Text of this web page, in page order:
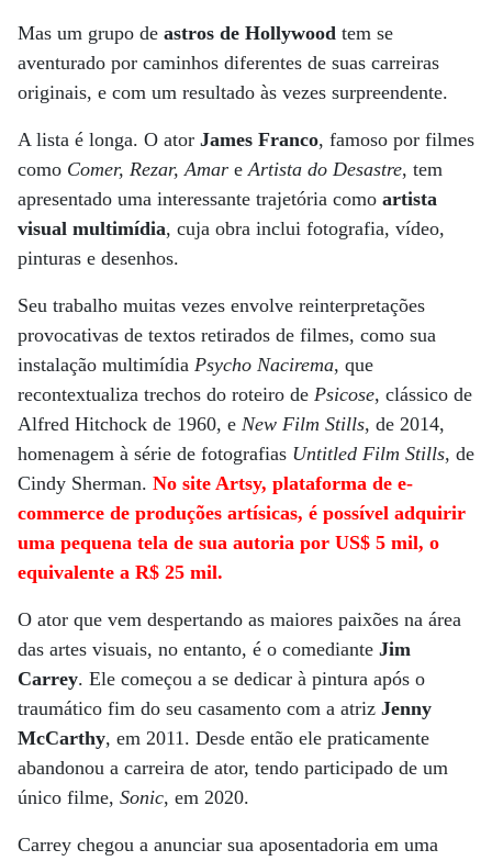
Mas um grupo de astros de Hollywood tem se
aventurado por caminhos diferentes de suas carreiras
originais, e com um resultado às vezes surpreendente.
A lista é longa. O ator James Franco, famoso por filmes
como Comer, Rezar, Amar eArtista do Desastre, tem
apresentado uma interessante trajetória como artista
visual multimídia, cuja obra inclui fotografia, vídeo,
pinturas e desenhos.
Seu trabalho muitas vezes envolve reinterpretações
provocativas de textos retirados de filmes, como sua
instalação multimídia Psycho Nacirema, que
recontextualiza trechos do roteiro de Psicose, clássico de
Alfred Hitchock de 1960, e New Film Stills, de 2014,
homenagem à série de fotografias Untitled Film Stills, de
Cindy Sherman. No site Artsy, plataforma de e-
commerce de produções artísicas, é possível adquirir
uma pequena tela de sua autoria por US$ 5 mil, o
equivalente a R$ 25 mil.
O ator que vem despertando as maiores paixões na área
das artes visuais, no entanto, é o comediante Jim
Carrey. Ele começou a se dedicar à pintura após o
traumático fim do seu casamento com a atriz Jenny
McCarthy, em 2011. Desde então ele praticamente
abandonou a carreira de ator, tendo participado de um
único filme, Sonic, em 2020.
Carrey chegou a anunciar sua aposentadoria em uma